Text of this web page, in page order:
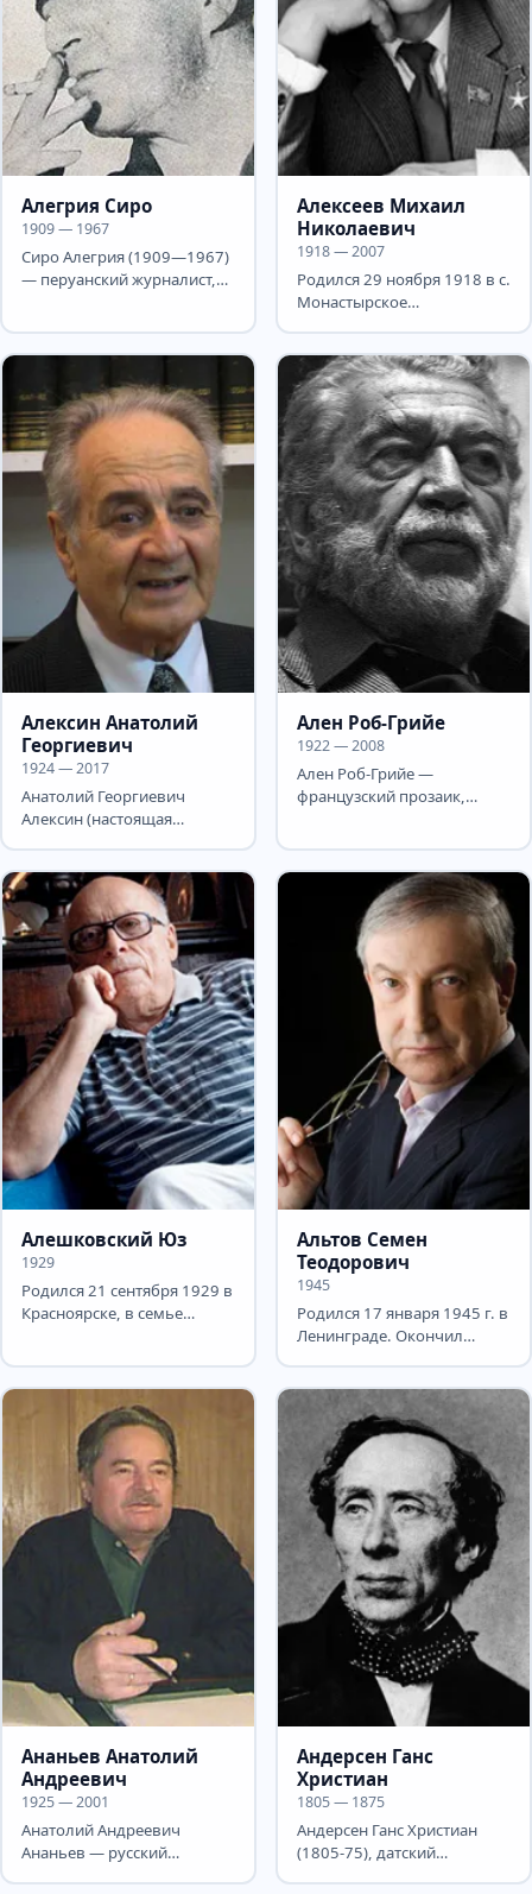
Алегрия Сиро
1909 — 1967
Сиро Алегрия (1909—1967)
— перуанский журналист,
Алексеев Михаил
Николаевич
1918 — 2007
Родился 29 ноября 1918 в с.
Монастырское
большой...
Алексин Анатолий
Георгиевич
1924 — 2017
Анатолий Георгиевич
Алексин (настоящая
израильский...
Ален Роб-Грийе
1922 — 2008
Ален Роб-Грийе —
французский прозаик,
Алешковский Юз
1929
Родился 21 сентября 1929 в
Красноярске, в семье
Альтов Семен
Теодорович
1945
Родился 17 января 1945 г. в
Ленинграде. Окончил
Ананьев Анатолий
Андреевич
1925 — 2001
Анатолий Андреевич
Ананьев — русский
Андерсен Ганс
Христиан
1805 — 1875
Андерсен Ганс Христиан
(1805-75), датский